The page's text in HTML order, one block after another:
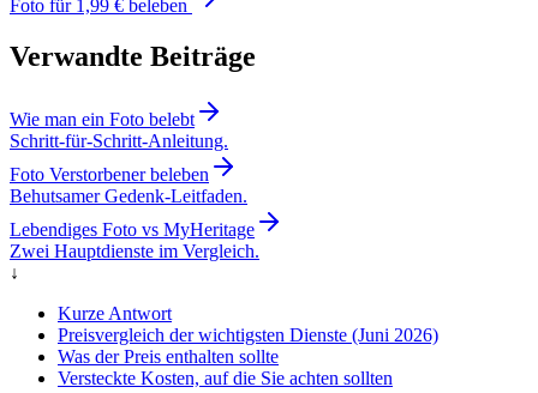
Foto für 1,99 € beleben
Verwandte Beiträge
Wie man ein Foto belebt
Schritt-für-Schritt-Anleitung.
Foto Verstorbener beleben
Behutsamer Gedenk-Leitfaden.
Lebendiges Foto vs MyHeritage
Zwei Hauptdienste im Vergleich.
↓
Kurze Antwort
Preisvergleich der wichtigsten Dienste (Juni 2026)
Was der Preis enthalten sollte
Versteckte Kosten, auf die Sie achten sollten